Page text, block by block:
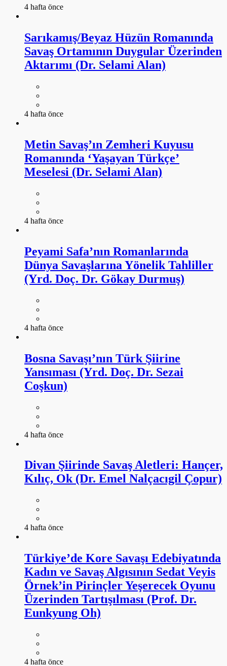
4 hafta önce
Sarıkamış/Beyaz Hüzün Romanında
Savaş Ortamının Duygular Üzerinden
Aktarımı (Dr. Selami Alan)
4 hafta önce
Metin Savaş’ın Zemheri Kuyusu
Romanında ‘Yaşayan Türkçe’
Meselesi (Dr. Selami Alan)
4 hafta önce
Peyami Safa’nın Romanlarında
Dünya Savaşlarına Yönelik Tahliller
(Yrd. Doç. Dr. Gökay Durmuş)
4 hafta önce
Bosna Savaşı’nın Türk Şiirine
Yansıması (Yrd. Doç. Dr. Sezai
Coşkun)
4 hafta önce
Divan Şiirinde Savaş Aletleri: Hançer,
Kılıç, Ok (Dr. Emel Nalçacıgil Çopur)
4 hafta önce
Türkiye’de Kore Savaşı Edebiyatında
Kadın ve Savaş Algısının Sedat Veyis
Örnek’in Pirinçler Yeşerecek Oyunu
Üzerinden Tartışılması (Prof. Dr.
Eunkyung Oh)
4 hafta önce